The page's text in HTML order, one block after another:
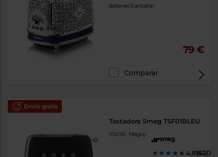
detener/cancelar
79 €
Comparar
Envío gratis
Tostadora Smeg TSF01BLEU
950W, Negro
(44)